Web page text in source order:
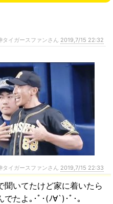
イガースファンさん 2019,7/15 22:32
イガースファンさん 2019,7/15 22:33
聞いてたけど家に着いたら
でたよ｡･ﾟ･(ﾉ∀`)･ﾟ･｡